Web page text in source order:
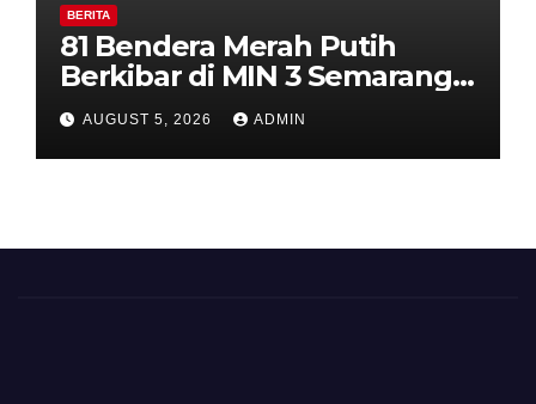
BERITA
81 Bendera Merah Putih
Berkibar di MIN 3 Semarang,
Bhabinkamtibmas Desa
Timpik Hadiri Peringatan
HUT ke-81 Kemerdekaan RI
AUGUST 5, 2026 ADMIN